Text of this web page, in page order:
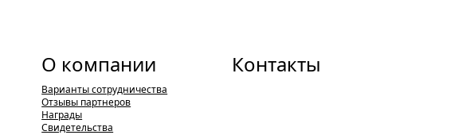
О компании
Варианты сотрудничества
Отзывы партнеров
Награды
Свидетельства
Контакты